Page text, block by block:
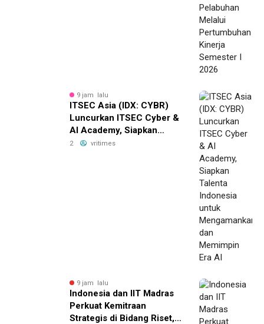
9 jam lalu
ITSEC Asia (IDX: CYBR)
Luncurkan ITSEC Cyber &
AI Academy, Siapkan
Talenta Indonesia untuk
2 vritimes
9 jam lalu
Indonesia dan IIT Madras
Perkuat Kemitraan
Strategis di Bidang Riset,